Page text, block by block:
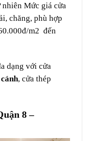
nhiên Mức giá cửa
chăng, phù hợp
m2 đến
dạng với cửa
, cửa thép
8 –